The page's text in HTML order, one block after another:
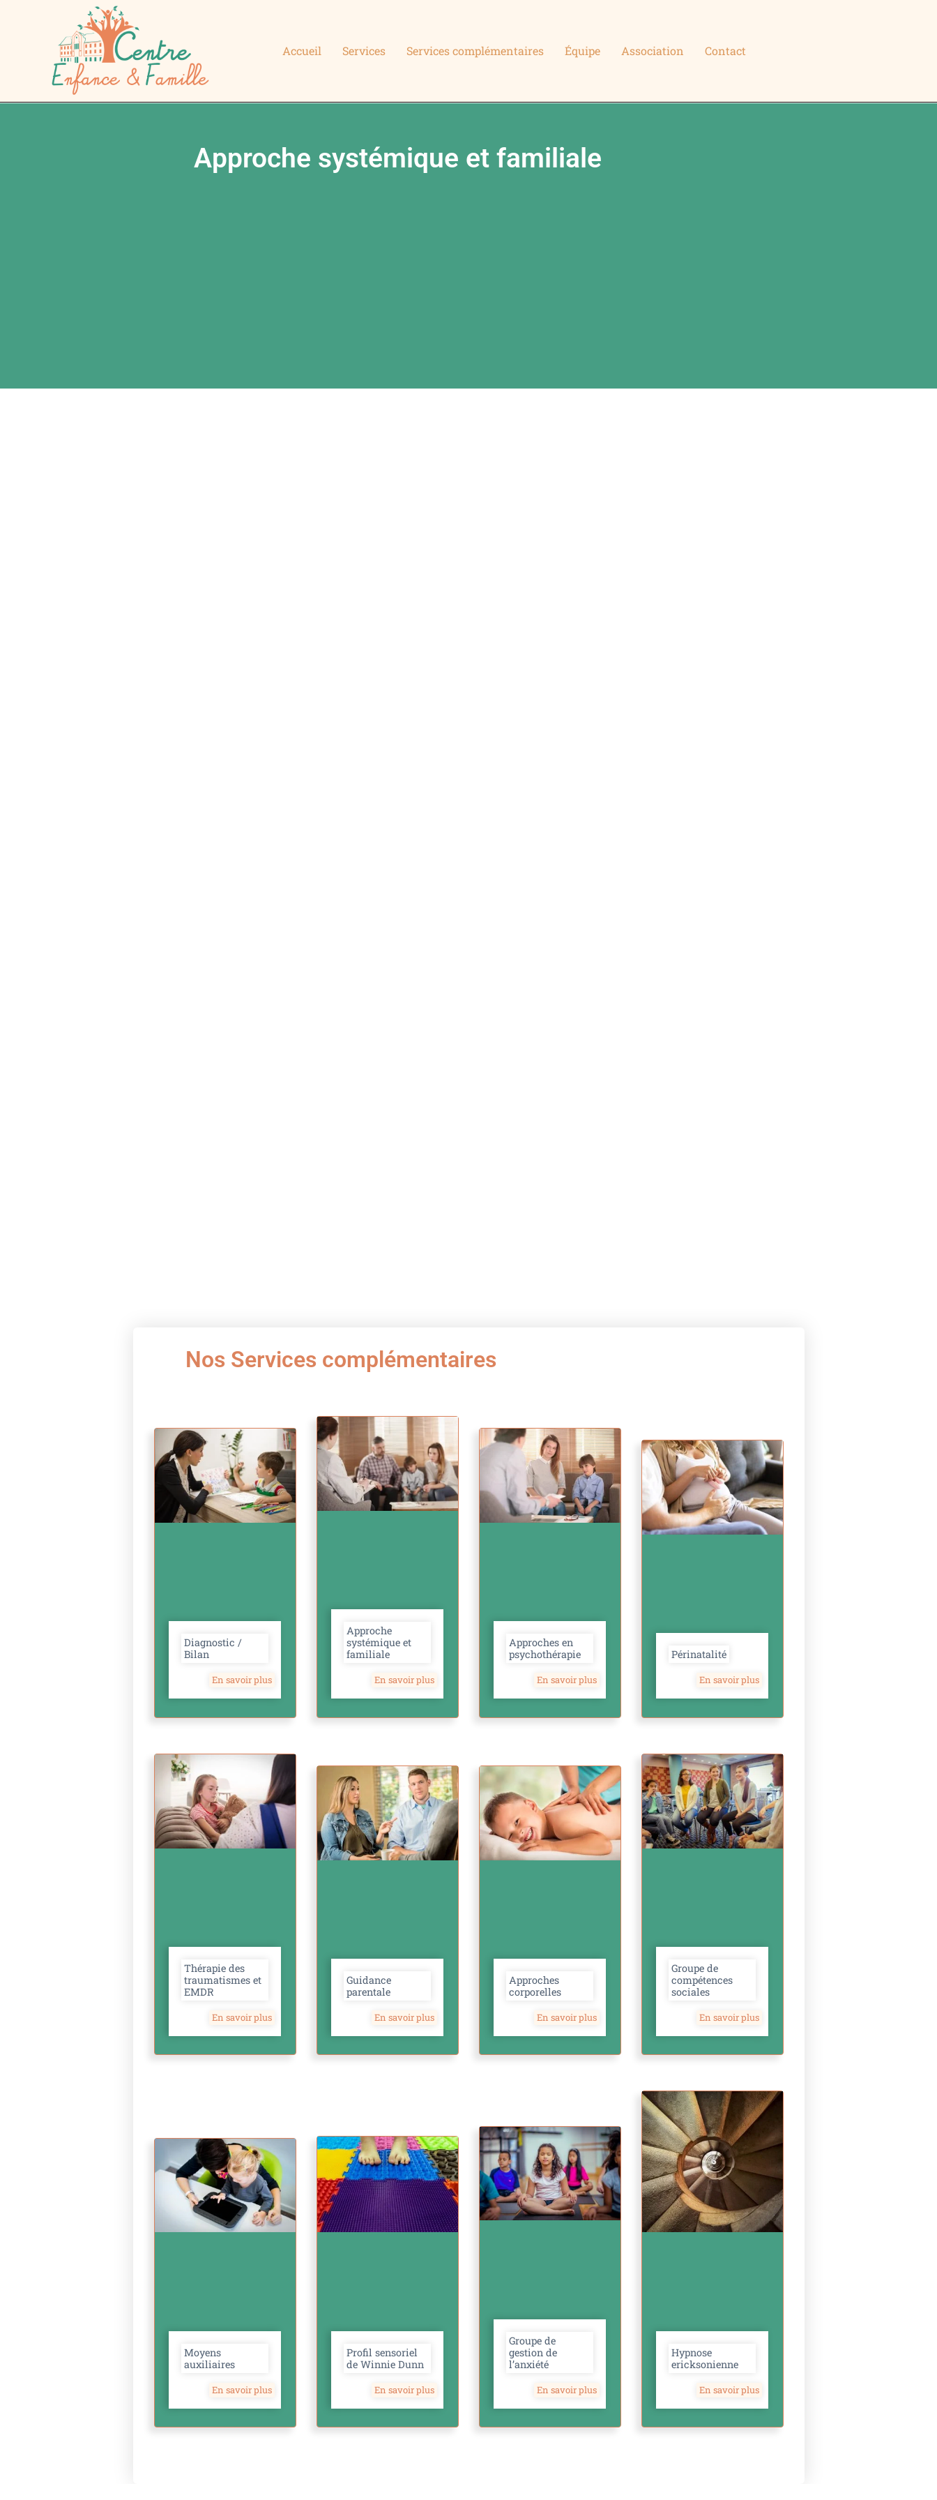
Accueil Services Services complémentaires Équipe Association Contact
Approche systémique et familiale
Nos Services complémentaires
Diagnostic /
Bilan
En savoir plus
Approche
systémique et
familiale
En savoir plus
Approches en
psychothérapie
En savoir plus
Périnatalité
En savoir plus
Thérapie des
traumatismes et
EMDR
En savoir plus
Guidance
parentale
En savoir plus
Approches
corporelles
En savoir plus
Groupe de
compétences
sociales
En savoir plus
Moyens
auxiliaires
En savoir plus
Profil sensoriel
de Winnie Dunn
En savoir plus
Groupe de
gestion de
l’anxiété
En savoir plus
Hypnose
ericksonienne
En savoir plus